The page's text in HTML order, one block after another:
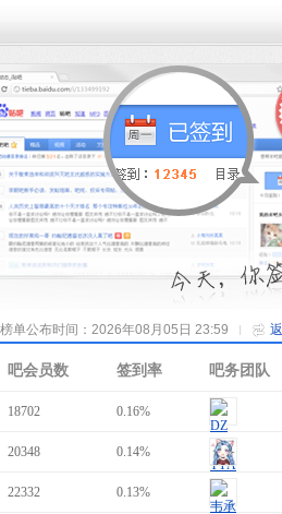
榜单公布时间：2026年08月05日 23:59
吧会员数 签到率 吧务团队
18702 0.16%
20348 0.14%
22332 0.13%